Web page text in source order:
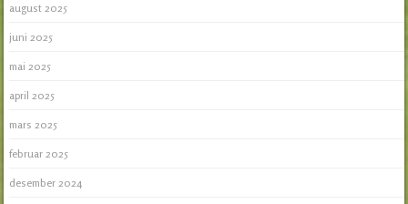
august 2025
juni 2025
mai 2025
april 2025
mars 2025
februar 2025
desember 2024